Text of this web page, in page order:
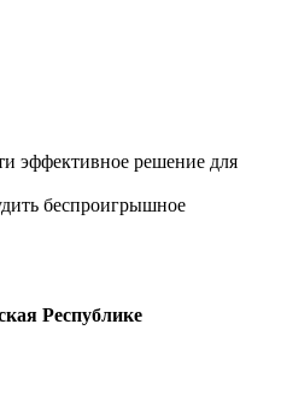
эффективное решение для
беспроигрышное
Республике